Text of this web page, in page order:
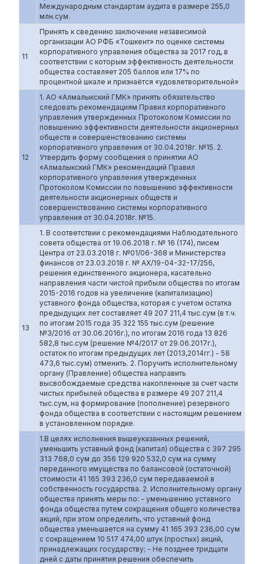
Международным стандартам аудита в размере 255,0
млн.сум.
11
Принять к сведению заключение независимой
организации АО РФБ «Тошкент» по оценке системы
корпоративного управления общества за 2017 год, в
соответствии с которым эффективность деятельности
общества составляет 205 баллов или 17% по
процентной шкале и признаётся «удовлетворительной»
12
1. АО «Алмалыкский ГМК» принять обязательство
следовать рекомендациям Правил корпоративного
управления утвержденных Протоколом Комиссии по
повышению эффективности деятельности акционерных
обществ и совершенствованию системы
корпоративного управления от 30.04.2018г. №15. 2.
Утвердить форму сообщения о принятии АО
«Алмалыкский ГМК» рекомендаций Правил
корпоративного управления утвержденных
Протоколом Комиссии по повышению эффективности
деятельности акционерных обществ и
совершенствованию системы корпоративного
управления от 30.04.2018г. №15.
13
1. В соответствии с рекомендациями Наблюдательного
совета общества от 19.06.2018 г. № 16 (174), писем
Центра от 23.03.2018 г. №01/06-368 и Министерства
финансов от 23.03.2018 г. № АХ/19-04-32-17/256,
решения единственного акционера, касательно
направления части чистой прибыли общества по итогам
2015-2016 годов на увеличение (капитализацию)
уставного фонда общества, которая с учетом остатка
предыдущих лет составляет 49 207 211,4 тыс.сум (в т.ч.
по итогам 2015 года 35 322 155 тыс.сум (решение
№3/2016 от 30.06.2016г.), по итогам 2016 года 13 826
582,8 тыс.сум (решение №4/2017 от 29.06.2017г.),
остаток по итогам предыдущих лет (2013,2014гг.) - 58
473,6 тыс.сум) отменить. 2. Поручить исполнительному
органу (Правление) общества направить
высвобождаемые средства накопленные за счет части
чистых прибылей общества в размере 49 207 211,4
тыс.сум, на формирование (пополнение) резервного
фонда общества в соответствии с настоящим решением
в установленном порядке.
1.В целях исполнения вышеуказанных решений,
уменьшить уставный фонд (капитал) общества с 397 295
313 768,0 сум до 356 129 920 532,0 сум на сумму
переданного имущества по балансовой (остаточной)
стоимости 41 165 393 236,0 сум передаваемой в
собственность государства. 2. Исполнительному органу
общества принять меры по: - уменьшению уставного
фонда общества путем сокращения общего количества
акций, при этом определить, что уставный фонд
общества уменьшается на сумму 41 165 393 236,00 сум
с сокращением 10 517 474,00 штук (простых) акций,
принадлежащих государству; - Не позднее тридцати
дней с даты принятия решения обеспечить